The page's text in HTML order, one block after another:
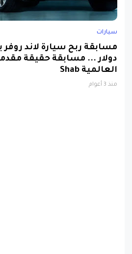
سيارات
دولار ... مسابقة حقيقة
العالمية Shab
منذ 3 أعوام